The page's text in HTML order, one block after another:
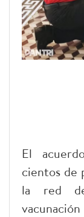
El
cientos de
la red